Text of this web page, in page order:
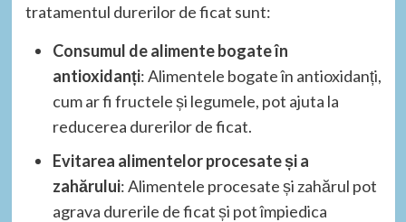
tratamentul durerilor de ficat sunt:
Consumul de alimente bogate în
antioxidanți: Alimentele bogate în antioxidanți,
cum ar fi fructele și legumele, pot ajuta la
reducerea durerilor de ficat.
Evitarea alimentelor procesate și a
zahărului: Alimentele procesate și zahărul pot
agrava durerile de ficat și pot împiedica